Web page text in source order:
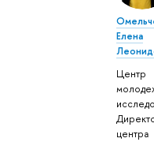
Елена
Центр
центра